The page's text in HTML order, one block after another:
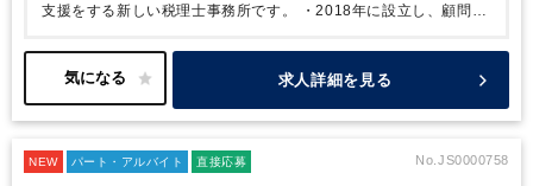
支援をする新しい税理士事務所です。
・2018年に設立し、顧問数
務を限りなく効率化しております。クライアント数は年々伸びてお
り、今年度はM&A部門、来年度は企業再生部門など事業拡大に伴
案件を入れると700社～800社近く、業種業界は様々になります。
けでなく、例えば、クライアント同士を繋げたり、優秀な経営者の
求人詳細を見る
NEW パート・アルバイト 直接応募 No.JS0000758